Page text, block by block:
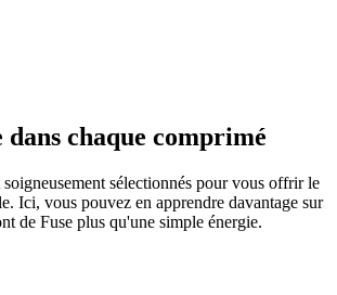
dans chaque comprimé
sélectionnés pour vous offrir le
Ici, vous pouvez en apprendre davantage sur
de Fuse plus qu'une simple énergie.